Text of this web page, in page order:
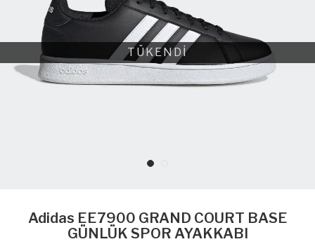
TÜKENDİ
Adidas EE7900 GRAND COURT BASE
GÜNLÜK SPOR AYAKKABI